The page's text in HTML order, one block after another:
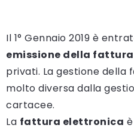
Il 1° Gennaio 2019 è
emissione della
privati. La gestione
molto diversa dalla
cartacee.
La fattura elettronica